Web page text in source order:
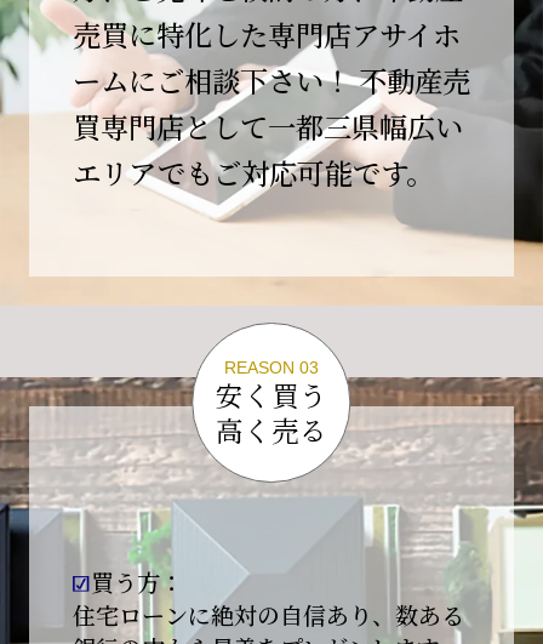
この節目を無事に迎えることができましたの
は、日頃よりご愛顧いただいているお客様、お
力添えをいただいている取引先の皆様、そして
支えてくださったすべての関係者の皆様のおか
げであり、心より深く感謝申し上げます。
10年という年月の中で、多くのご縁と学びをい
ただき、今日の当社があります。
しかしながら、10周年は通過点にすぎません。
る企業へと成長してまいります。
変化の激しい時代だからこそ、初心を忘れず、
挑戦を続け、社会に必要とされる存在であり続
けることをお約束いたします。
今後とも変わらぬご支援、ご指導を賜りますよ
う、何卒よろしくお願い申し上げます。
2026-01-09
【新年あけましておめでとうございます】
売買に特化した専門店アサイホ
ームにご相談下さい！ 不動産売
買専門店として一都三県幅広い
エリアでもご対応可能です。
REASON 03
安く買う
高く売る
買う方：
住宅ローンに絶対の自信あり、数ある